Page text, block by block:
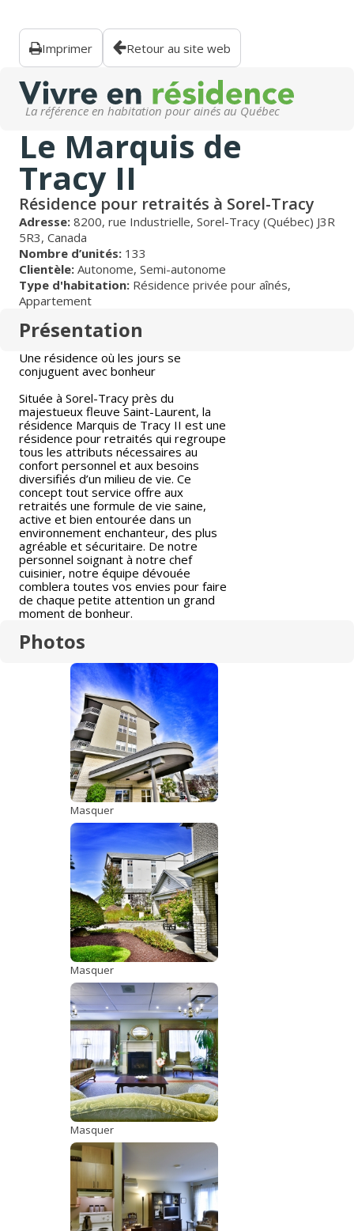
Imprimer Retour au site web
La référence en habitation pour ainés au Québec
Le Marquis de
Tracy II
Résidence pour retraités à Sorel-Tracy
Adresse: 8200, rue Industrielle, Sorel-Tracy (Québec) J3R
5R3, Canada
Nombre d’unités: 133
Clientèle: Autonome, Semi-autonome
Type d'habitation: Résidence privée pour aînés,
Appartement
Présentation
Une résidence où les jours se
conjuguent avec bonheur
Située à Sorel-Tracy près du
majestueux fleuve Saint-Laurent, la
résidence Marquis de Tracy II est une
résidence pour retraités qui regroupe
tous les attributs nécessaires au
confort personnel et aux besoins
diversifiés d’un milieu de vie. Ce
concept tout service offre aux
retraités une formule de vie saine,
active et bien entourée dans un
environnement enchanteur, des plus
agréable et sécuritaire. De notre
personnel soignant à notre chef
cuisinier, notre équipe dévouée
comblera toutes vos envies pour faire
de chaque petite attention un grand
moment de bonheur.
Photos
Masquer
Masquer
Masquer